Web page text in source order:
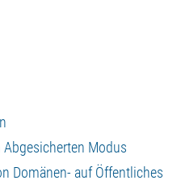
Modus
Domänen- auf Öffentliches